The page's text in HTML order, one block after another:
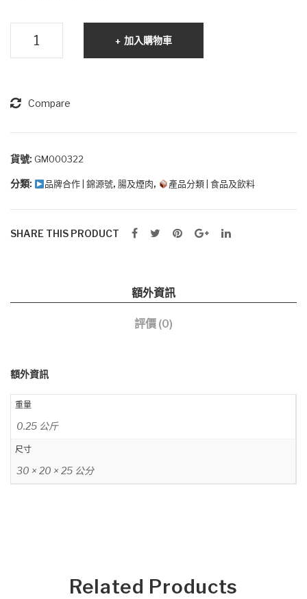
量
加入購物車
Compare
貨號: GM000322
分類: 品牌合作 | 錦源號, 腸及煙肉, 產品分類 | 食品及飲料
SHARE THIS PRODUCT
額外資訊
評價 (0)
額外資訊
重量
0.25 公斤
尺寸
30 × 20 × 25 公分
Related Products